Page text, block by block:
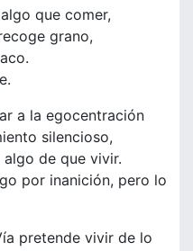
que comer,
grano,
a la egocentración
silencioso,
de que vivir.
por inanición, pero lo
pretende vivir de lo